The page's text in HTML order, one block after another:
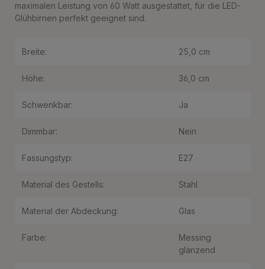
maximalen Leistung von 60 Watt ausgestattet, für die LED-
Glühbirnen perfekt geeignet sind.
Breite: 25,0 cm
Höhe: 36,0 cm
Schwenkbar: Ja
Dimmbar: Nein
Fassungstyp: E27
Material des Gestells: Stahl
Material der Abdeckung: Glas
Farbe:
Messing
glänzend